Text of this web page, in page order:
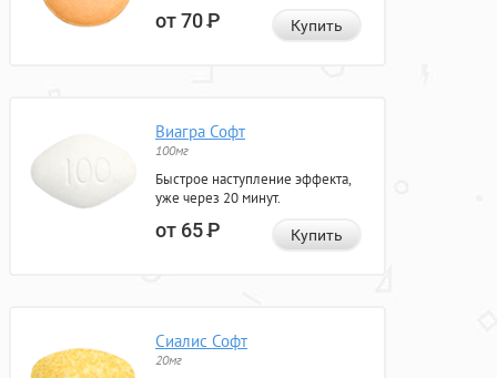
от 70Р Купить
Виагра Софт
100мг
Быстрое наступление эффекта,
уже через 20 минут.
от 65Р Купить
Сиалис Софт
20мг